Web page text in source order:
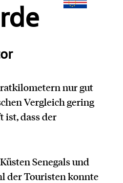
nur gut
Vergleich gering
ist, dass der
Senegals und
der Touristen konnte